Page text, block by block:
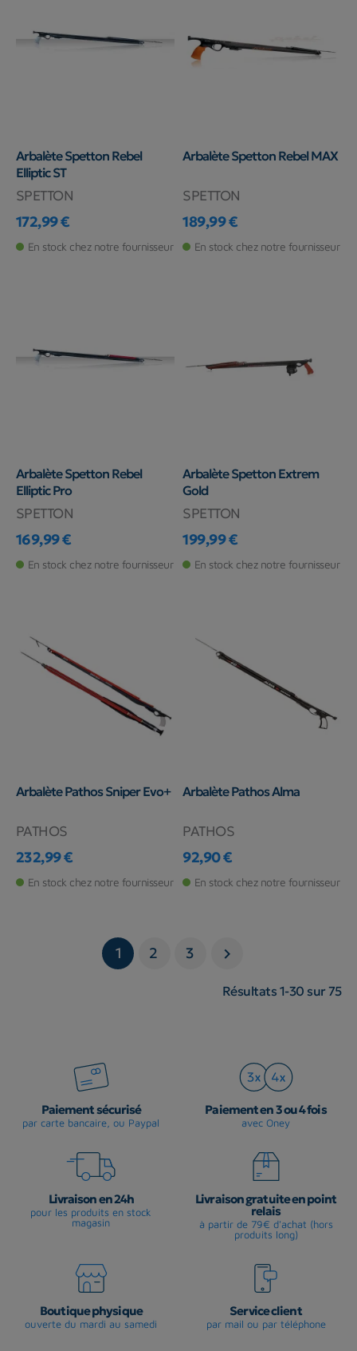
Arbalète Spetton Rebel
Elliptic ST
SPETTON
Prix
172,99 €
En stock chez notre fournisseur
Arbalète Spetton Rebel MAX
SPETTON
Prix
189,99 €
En stock chez notre fournisseur
Arbalète Spetton Rebel
Elliptic Pro
SPETTON
Prix
169,99 €
En stock chez notre fournisseur
Arbalète Spetton Extrem
Gold
SPETTON
Prix
199,99 €
En stock chez notre fournisseur
Arbalète Pathos Sniper Evo+
PATHOS
Prix
232,99 €
En stock chez notre fournisseur
Arbalète Pathos Alma
PATHOS
Prix
92,90 €
En stock chez notre fournisseur
1 2 3 
Résultats 1-30 sur 75
Paiement sécurisé
par carte bancaire, ou Paypal
Paiement en 3 ou 4 fois
avec Oney
Livraison en 24h
pour les produits en stock
magasin
Livraison gratuite en point
relais
à partir de 79€ d'achat (hors
produits long)
Boutique physique
ouverte du mardi au samedi
Service client
par mail ou par téléphone